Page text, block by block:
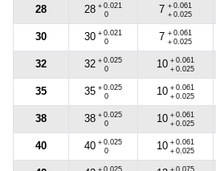
28 28 ＋0.021
0
7 ＋0.061
＋0.025
30 30 ＋0.021
0
7 ＋0.061
＋0.025
32 32 ＋0.025
0
10 ＋0.061
＋0.025
35 35 ＋0.025
0
10 ＋0.061
＋0.025
38 38 ＋0.025
0
10 ＋0.061
＋0.025
40 40 ＋0.025
0
10 ＋0.061
＋0.025
＋0.025
＋0.075